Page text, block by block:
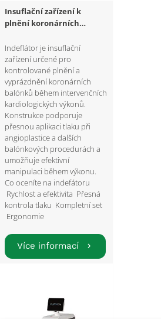
Insuflační zařízení k
plnění koronárních
Indeflátor je insuflační
zařízení určené pro
kontrolované plnění a
vyprázdnění koronárních
balónků během intervenčních
kardiologických výkonů.
Konstrukce podporuje
přesnou aplikaci tlaku při
angioplastice a dalších
balónkových procedurách a
umožňuje efektivní
manipulaci během výkonu.
Co oceníte na indefátoru
Rychlost a efektivita Přesná
kontrola tlaku Kompletní set
Ergonomie
Více informací